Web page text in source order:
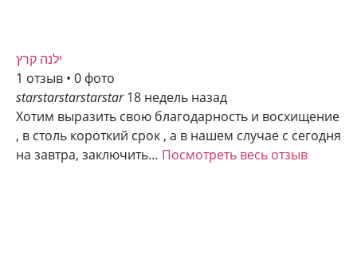
ילנה קרץ
1 отзыв • 0 фото
starstarstarstarstar 18 недель назад
Хотим выразить свою благодарность и восхищение
, в столь короткий срок , а в нашем случае с сегодня
на завтра, заключить… Посмотреть весь отзыв